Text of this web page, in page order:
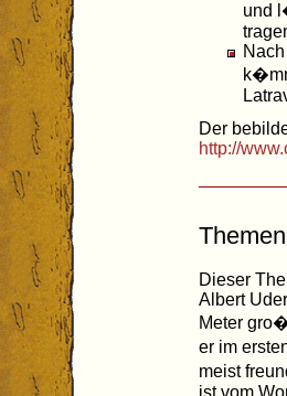
und
Der
http://
Dieser
Albert
Meter
er im
meist
ist vom